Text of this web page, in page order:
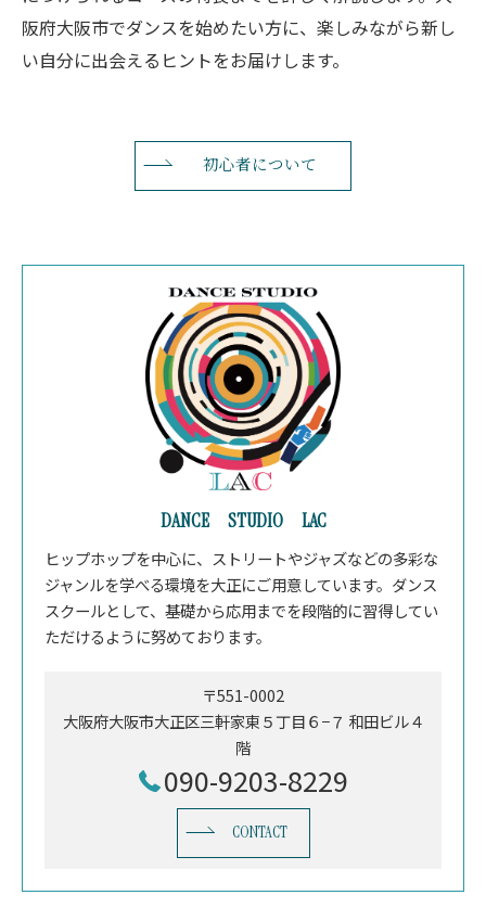
阪府大阪市でダンスを始めたい方に、楽しみながら新し
い自分に出会えるヒントをお届けします。
初心者について
DANCE STUDIO LAC
ヒップホップを中心に、ストリートやジャズなどの多彩な
ジャンルを学べる環境を大正にご用意しています。ダンス
スクールとして、基礎から応用までを段階的に習得してい
ただけるように努めております。
〒551-0002
大阪府大阪市大正区三軒家東５丁目６−７ 和田ビル４
階
090-9203-8229
CONTACT